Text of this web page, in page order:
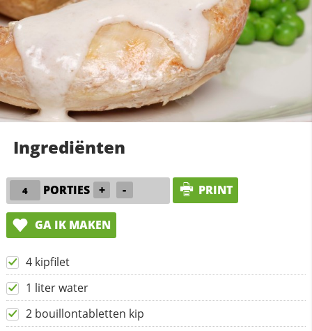
Ingrediënten
PORTIES + - PRINT
GA IK MAKEN
4 kipfilet
1 liter water
2 bouillontabletten kip